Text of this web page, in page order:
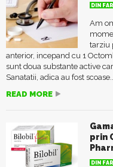
DIN
Am
tarziu
anterior, incepand cu 1
sunt doua substante active
Sanatatii, adica au fost
READ MORE
prin
DIN